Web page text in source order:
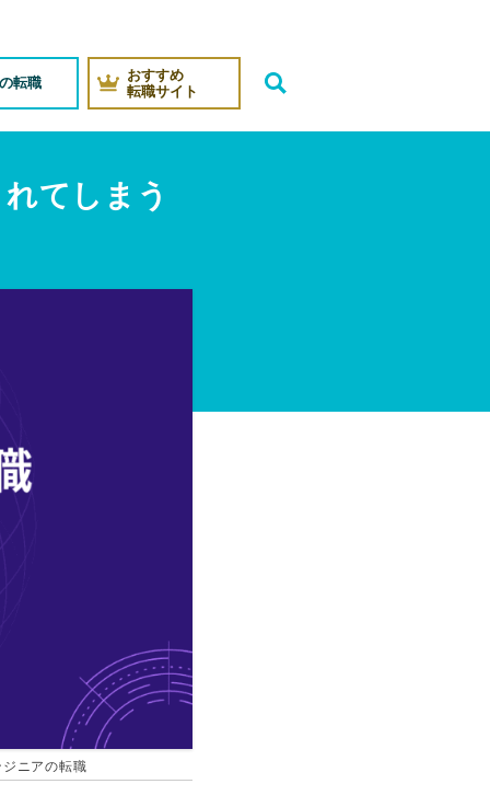
転職
おすすめ
転職サイト
てしまう
ニアの転職